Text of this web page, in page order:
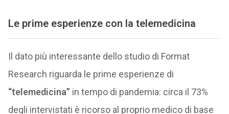
Le prime esperienze con la telemedicina
Il dato più interessante dello studio di Format
Research riguarda le prime esperienze di
“telemedicina” in tempo di pandemia: circa il 73%
degli intervistati è ricorso al proprio medico di base